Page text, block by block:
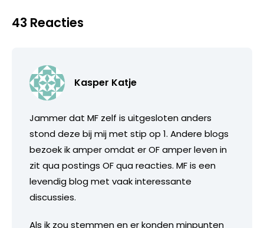
43 Reacties
Kasper Katje
Jammer dat MF zelf is uitgesloten anders
stond deze bij mij met stip op 1. Andere blogs
bezoek ik amper omdat er OF amper leven in
zit qua postings OF qua reacties. MF is een
levendig blog met vaak interessante
discussies.
Als ik zou stemmen en er konden minpunten